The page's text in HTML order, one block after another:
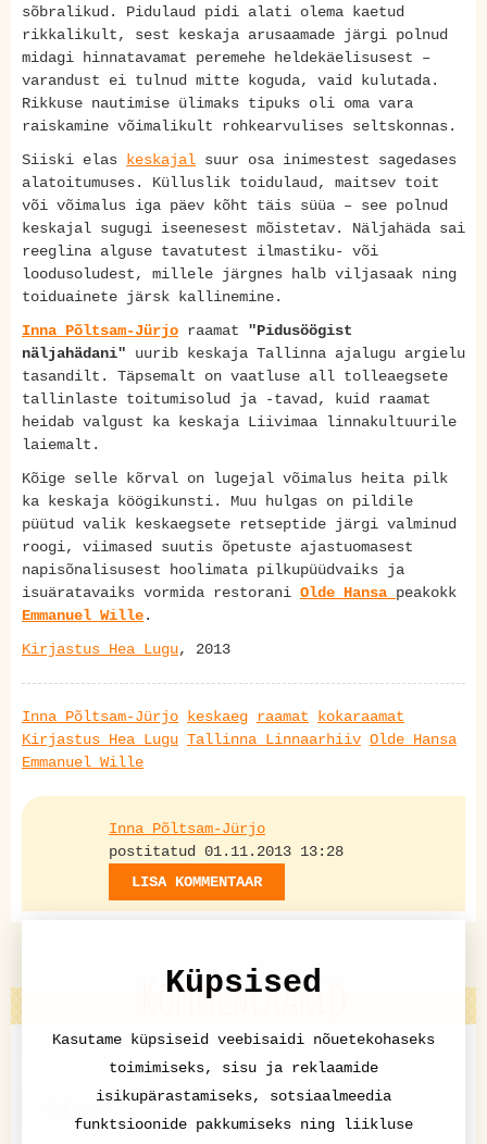
sõbralikud. Pidulaud pidi alati olema kaetud
rikkalikult, sest keskaja arusaamade järgi polnud
midagi hinnatavamat peremehe heldekäelisusest –
varandust ei tulnud mitte koguda, vaid kulutada.
Rikkuse nautimise ülimaks tipuks oli oma vara
raiskamine võimalikult rohkearvulises seltskonnas.
Siiski elas keskajal suur osa inimestest sagedases
alatoitumuses. Külluslik toidulaud, maitsev toit
või võimalus iga päev kõht täis süüa – see polnud
keskajal sugugi iseenesest mõistetav. Näljahäda sai
reeglina alguse tavatutest ilmastiku- või
loodusoludest, millele järgnes halb viljasaak ning
toiduainete järsk kallinemine.
Inna Põltsam-Jürjo raamat "Pidusöögist
näljahädani" uurib keskaja Tallinna ajalugu argielu
tasandilt. Täpsemalt on vaatluse all tolleaegsete
tallinlaste toitumisolud ja -tavad, kuid raamat
heidab valgust ka keskaja Liivimaa linnakultuurile
laiemalt.
Kõige selle kõrval on lugejal võimalus heita pilk
ka keskaja köögikunsti. Muu hulgas on pildile
püütud valik keskaegsete retseptide järgi valminud
roogi, viimased suutis õpetuste ajastuomasest
napisõnalisusest hoolimata pilkupüüdvaiks ja
isuäratavaiks vormida restorani Olde Hansa peakokk
Emmanuel Wille.
Kirjastus Hea Lugu, 2013
Inna Põltsam-Jürjo keskaeg raamat
kokaraamat
Kirjastus Hea Lugu Tallinna Linnaarhiiv Olde Hansa
Emmanuel Wille
Inna Põltsam-Jürjo
postitatud 01.11.2013 13:28
LISA KOMMENTAAR
KOMMENTAARID
Küpsised
Kasutame küpsiseid veebisaidi nõuetekohaseks
toimimiseks, sisu ja reklaamide
isikupärastamiseks, sotsiaalmeedia
funktsioonide pakkumiseks ning liikluse